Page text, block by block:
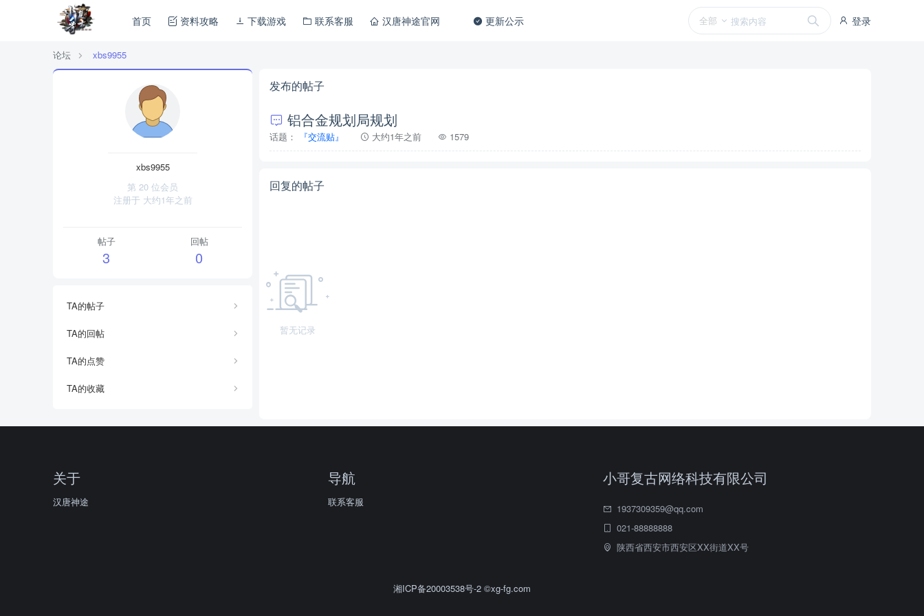
登录
全部
首页 资料攻略 下载游戏 联系客服 汉唐神途官网 更新公示
论坛 xbs9955
xbs9955
第 20 位会员
注册于 大约1年之前
帖子
3
回帖
0
TA的帖子
TA的回帖
TA的点赞
TA的收藏
发布的帖子
铝合金规划局规划
话题： 『交流贴』 大约1年之前 1579
回复的帖子
暂无记录
关于
汉唐神途
导航
联系客服
小哥复古网络科技有限公司
1937309359@qq.com
021-88888888
陕西省西安市西安区XX街道XX号
湘ICP备20003538号-2 ©xg-fg.com